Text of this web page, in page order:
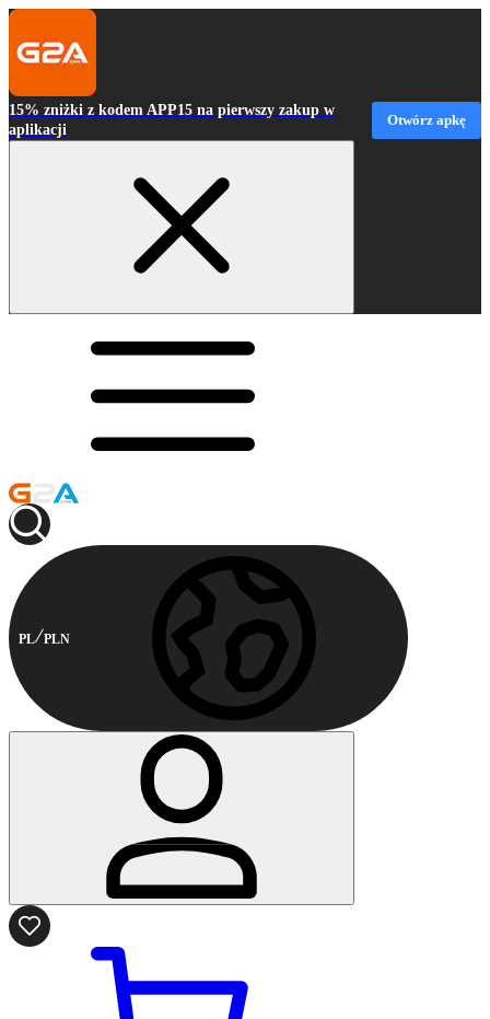
15% zniżki z kodem APP15 na pierwszy zakup w
aplikacji
Otwórz apkę
PL PLN